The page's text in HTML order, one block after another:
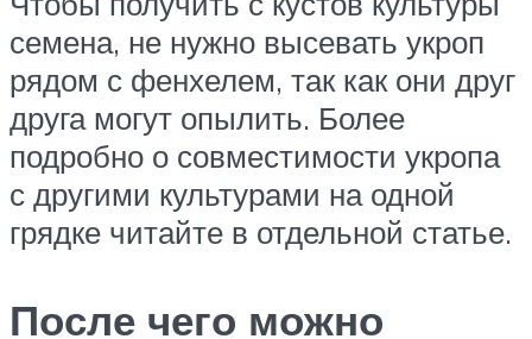
семена, не нужно высевать укроп
рядом с фенхелем, так как они друг
друга могут опылить. Более
подробно о совместимости укропа
с другими культурами на одной
грядке читайте в отдельной статье.
После чего можно